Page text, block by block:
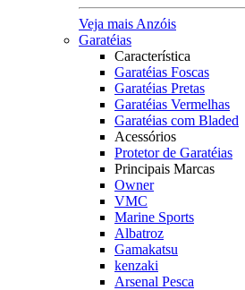
Veja mais Anzóis
Garatéias
Característica
Garatéias Foscas
Garatéias Pretas
Garatéias Vermelhas
Garatéias com Bladed
Acessórios
Protetor de Garatéias
Principais Marcas
Owner
VMC
Marine Sports
Albatroz
Gamakatsu
kenzaki
Arsenal Pesca